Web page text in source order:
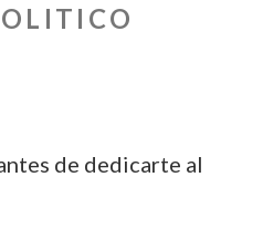
de dedicarte al